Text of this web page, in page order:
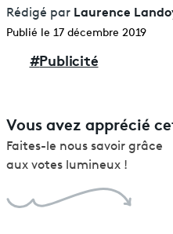
Rédigé par Laurence
Publié le 17 décembre 2019
#Publicité
Vous avez apprécié
Faites-le nous savoir grâce
aux votes lumineux !